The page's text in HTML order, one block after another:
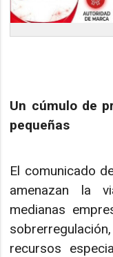
Un cúmulo de
pequeñas
El comunicado
amenazan la
medianas
recursos